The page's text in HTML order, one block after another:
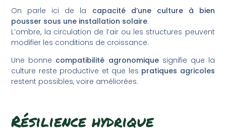
On parle ici de la capacité d’une culture à bien
pousser sous une installation solaire.
L’ombre, la circulation de l’air ou les structures peuvent
modifier les conditions de croissance.
Une bonne compatibilité agronomiquesignifie que la
culture reste productive et que les pratiques agricoles
restent possibles, voire améliorées.
Résilience hydrique